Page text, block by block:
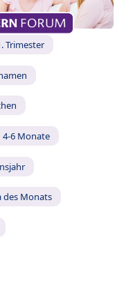
Trimester
4-6 Monate
des Monats